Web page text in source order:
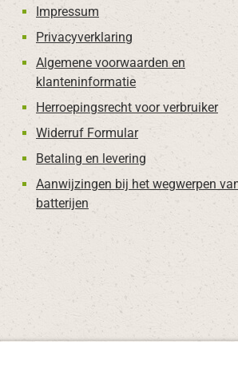
Impressum
Privacyverklaring
Algemene voorwaarden en
klanteninformatie
Herroepingsrecht voor verbruiker
Widerruf Formular
Betaling en levering
Aanwijzingen bij het wegwerpen
batterijen